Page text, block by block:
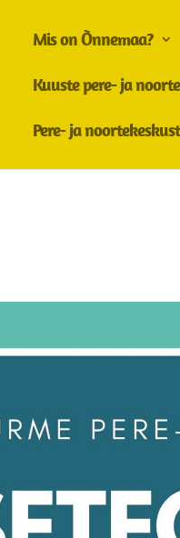
Mis on Õnnemaa?
Kuuste pere- ja
Pere- ja